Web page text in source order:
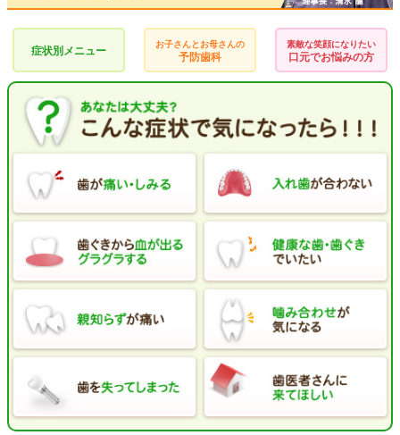
症状別メニュー
お子さんとお母さんの
予防歯科
素敵な笑顔になりたい
口元でお悩みの方